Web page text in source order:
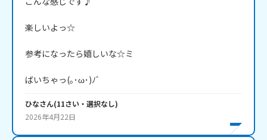
楽しいよっ☆
参考になったら嬉しいな☆ミ
ひなさん(11さい・ 選択なし)
2026年4月22日